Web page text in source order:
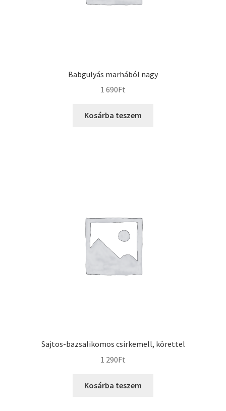
Babgulyás marhából nagy
1 690Ft
Kosárba teszem
Sajtos-bazsalikomos csirkemell, körettel
1 290Ft
Kosárba teszem